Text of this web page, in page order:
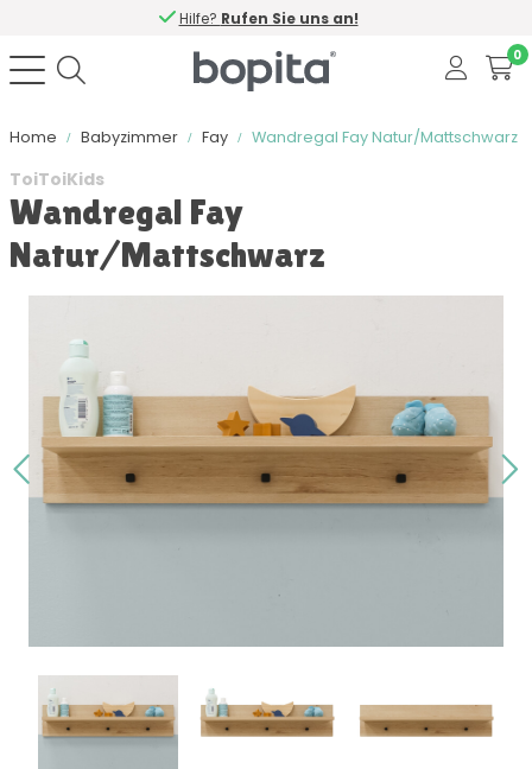
Hilfe? Rufen Sie uns an!
0
Home Babyzimmer Fay Wandregal Fay Natur/Mattschwarz
ToiToiKids
Wandregal Fay
Natur/Mattschwarz